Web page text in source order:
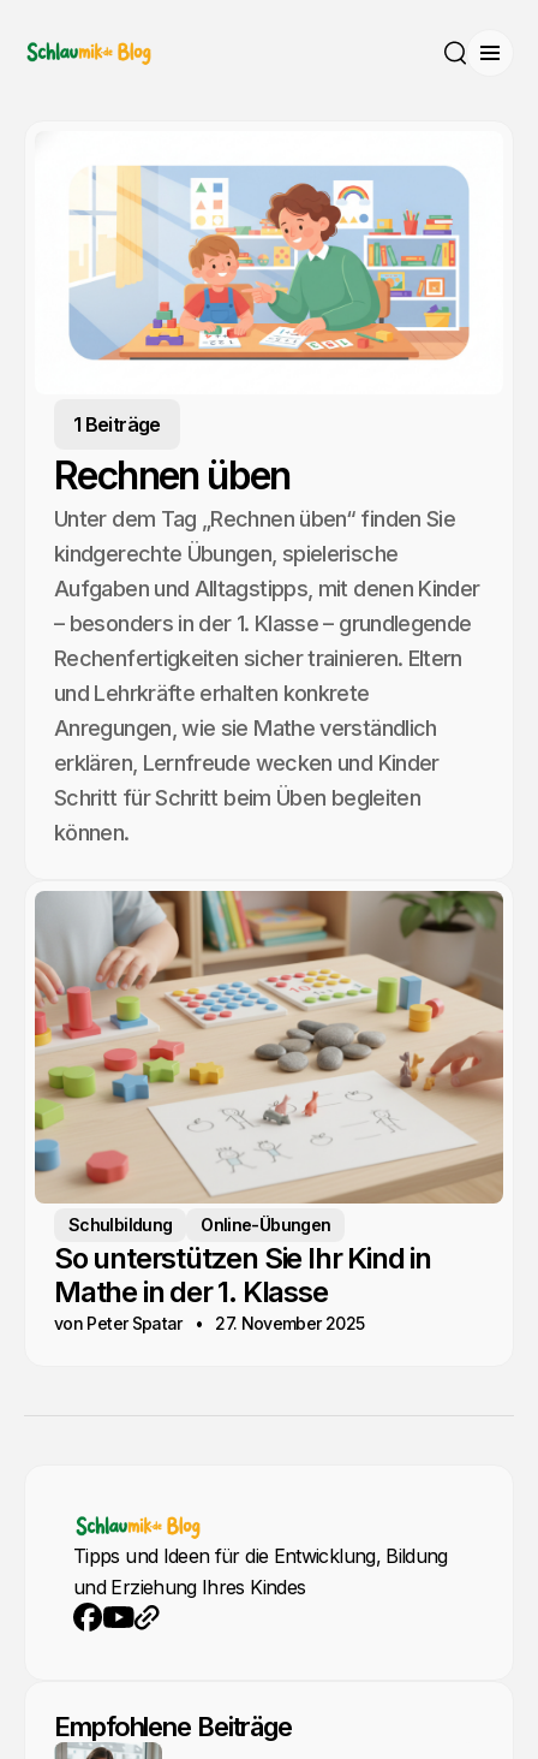
1 Beiträge
Rechnen üben
Unter dem Tag „Rechnen üben“ finden Sie
kindgerechte Übungen, spielerische
Aufgaben und Alltagstipps, mit denen Kinder
– besonders in der 1. Klasse – grundlegende
Rechenfertigkeiten sicher trainieren. Eltern
und Lehrkräfte erhalten konkrete
Anregungen, wie sie Mathe verständlich
erklären, Lernfreude wecken und Kinder
Schritt für Schritt beim Üben begleiten
können.
Schulbildung Online-Übungen
So unterstützen Sie Ihr Kind in
Mathe in der 1. Klasse
von Peter Spatar 27. November 2025
Tipps und Ideen für die Entwicklung, Bildung
und Erziehung Ihres Kindes
Empfohlene Beiträge